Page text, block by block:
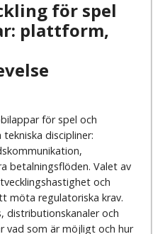
för spel
plattform,
för spel och
discipliner:
betalningsflöden. Valet av
och
möta regulatoriska krav.
distributionskanaler och
vad som är möjligt och hur